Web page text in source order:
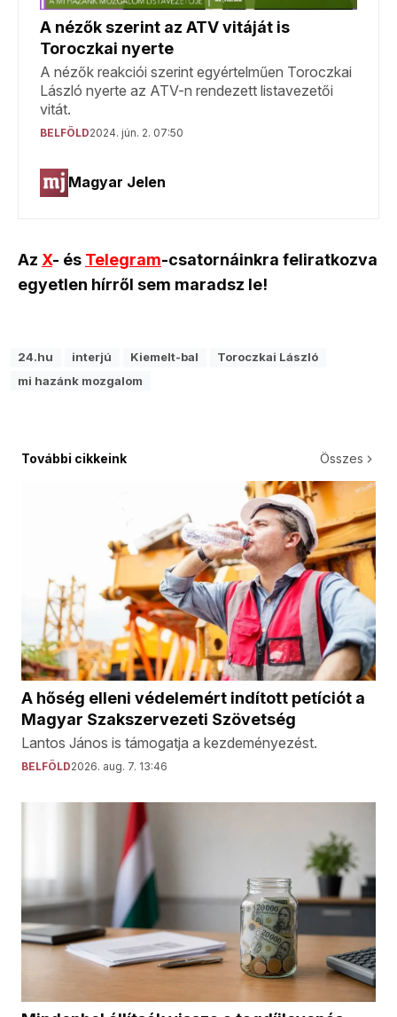
Az X- és Telegram-csatornáinkra feliratkozva
egyetlen hírről sem maradsz le!
24.hu interjú Kiemelt-bal
Toroczkai László
mi hazánk mozgalom
További cikkeink Összes
A hőség elleni védelemért indított petíciót a
Magyar Szakszervezeti Szövetség
Lantos János is támogatja a kezdeményezést.
BELFÖLD2026. aug. 7. 13:46